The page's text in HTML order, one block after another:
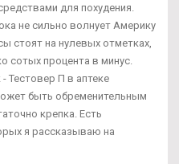
для похудения.
не сильно волнует Америку
стоят на нулевых отметках,
сотых процента в минус.
Тестовер П в аптеке
быть обременительным
крепка. Есть
я рассказываю на